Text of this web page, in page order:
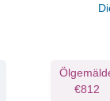
€812